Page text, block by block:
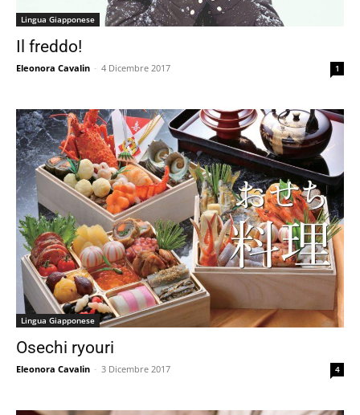
Lingua Giapponese
Il freddo!
Eleonora Cavalin - 4 Dicembre 2017 1
Lingua Giapponese
Osechi ryouri
Eleonora Cavalin - 3 Dicembre 2017 4